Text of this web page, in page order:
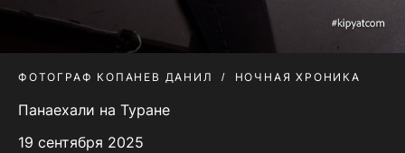
ФОТОГРАФ КОПАНЕВ ДАНИЛ НОЧНАЯ ХРОНИКА
Панаехали на Туране
19 сентября 2025